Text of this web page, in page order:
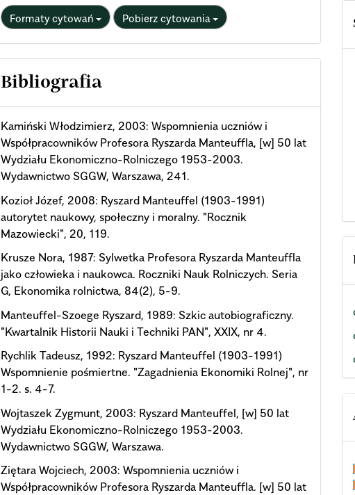
Formaty cytowań Pobierz cytowania
Bibliografia
Kamiński Włodzimierz, 2003: Wspomnienia uczniów i
Współpracowników Profesora Ryszarda Manteuffla, [w] 50 lat
Wydziału Ekonomiczno-Rolniczego 1953-2003.
Wydawnictwo SGGW, Warszawa, 241.
Kozioł Józef, 2008: Ryszard Manteuffel (1903-1991)
autorytet naukowy, społeczny i moralny. "Rocznik
Mazowiecki", 20, 119.
Krusze Nora, 1987: Sylwetka Profesora Ryszarda Manteuffla
jako człowieka i naukowca. Roczniki Nauk Rolniczych. Seria
G, Ekonomika rolnictwa, 84(2), 5-9.
Manteuffel-Szoege Ryszard, 1989: Szkic autobiograficzny.
"Kwartalnik Historii Nauki i Techniki PAN", XXIX, nr 4.
Rychlik Tadeusz, 1992: Ryszard Manteuffel (1903-1991)
Wspomnienie pośmiertne. "Zagadnienia Ekonomiki Rolnej", nr
1-2. s. 4-7.
Wojtaszek Zygmunt, 2003: Ryszard Manteuffel, [w] 50 lat
Wydziału Ekonomiczno-Rolniczego 1953-2003.
Wydawnictwo SGGW, Warszawa.
Ziętara Wojciech, 2003: Wspomnienia uczniów i
Współpracowników Profesora Ryszarda Manteuffla. [w] 50 lat